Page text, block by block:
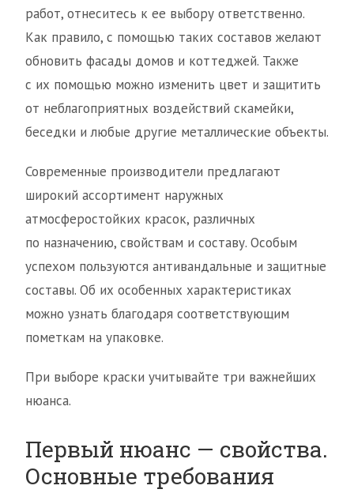
работ, отнеситесь к ее выбору ответственно.
Как правило, с помощью таких составов желают
обновить фасады домов и коттеджей. Также
с их помощью можно изменить цвет и защитить
от неблагоприятных воздействий скамейки,
беседки и любые другие металлические объекты.
Современные производители предлагают
широкий ассортимент наружных
атмосферостойких красок, различных
по назначению, свойствам и составу. Особым
успехом пользуются антивандальные и защитные
составы. Об их особенных характеристиках
можно узнать благодаря соответствующим
пометкам на упаковке.
При выборе краски учитывайте три важнейших
нюанса.
Первый нюанс — свойства.
Основные требования